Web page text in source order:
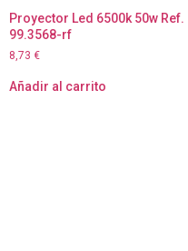
Proyector Led 6500k 50w Ref.
99.3568-rf
8,73 €
Añadir al carrito